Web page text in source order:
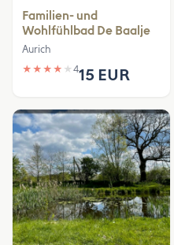
Familien- und
Wohlfühlbad De Baalje
Aurich
★ ★ ★ ★ ★ 415 EUR